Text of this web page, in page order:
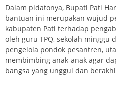
Dalam pidatonya, Bupati Pati
bantuan ini merupakan wujud
kabupaten Pati terhadap
oleh guru TPQ, sekolah minggu
pengelola pondok pesantren,
membimbing anak-anak agar
bangsa yang unggul dan